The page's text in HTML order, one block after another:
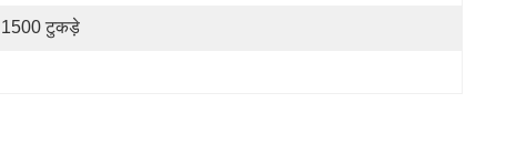
1500 टुकड़े